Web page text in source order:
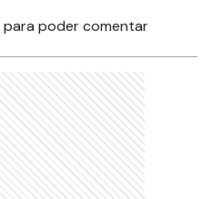
para poder comentar